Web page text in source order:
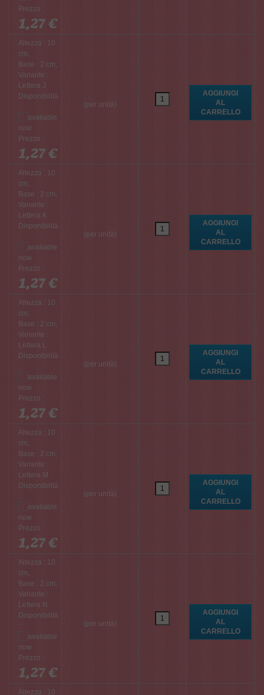
Prezzo :
1,27 €
Altezza : 10
cm,
Base : 2 cm,
Variante :
Lettera J
Disponibilità
:
Prezzo :
1,27 €
(per unità)
Altezza : 10
cm,
Base : 2 cm,
Variante :
Lettera K
Disponibilità
:
Prezzo :
1,27 €
(per unità)
Altezza : 10
cm,
Base : 2 cm,
Variante :
Lettera L
Disponibilità
:
Prezzo :
1,27 €
(per unità)
Altezza : 10
cm,
Base : 2 cm,
Variante :
Lettera M
Disponibilità
:
Prezzo :
1,27 €
(per unità)
Altezza : 10
cm,
Base : 2 cm,
Variante :
Lettera N
Disponibilità
:
Prezzo :
1,27 €
(per unità)
Altezza : 10